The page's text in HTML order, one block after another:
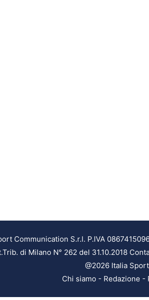
Communication S.r.l. P.IVA
di Milano N° 262 del 31.10.2018
@2026 Italia
Chi siamo - Redazione -